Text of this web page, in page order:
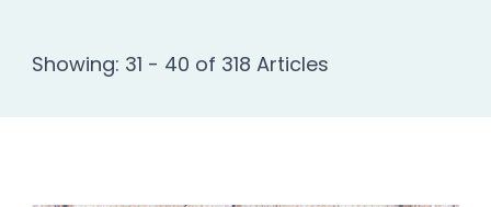
Showing: 31 - 40 of 318 Articles